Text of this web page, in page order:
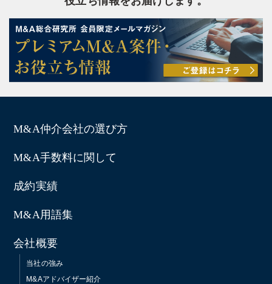
M&A仲介会社の選び方
M&A手数料に関して
成約実績
M&A用語集
会社概要
当社の強み
M&Aアドバイザー紹介